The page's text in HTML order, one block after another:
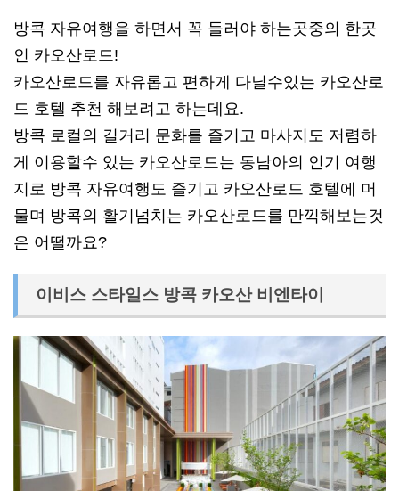
방콕 자유여행을 하면서 꼭 들러야 하는곳중의 한곳
인 카오산로드!
카오산로드를 자유롭고 편하게 다닐수있는 카오산로
드 호텔 추천 해보려고 하는데요.
방콕 로컬의 길거리 문화를 즐기고 마사지도 저렴하
게 이용할수 있는 카오산로드는 동남아의 인기 여행
지로 방콕 자유여행도 즐기고 카오산로드 호텔에 머
물며 방콕의 활기넘치는 카오산로드를 만끽해보는것
은 어떨까요?
이비스 스타일스 방콕 카오산 비엔타이